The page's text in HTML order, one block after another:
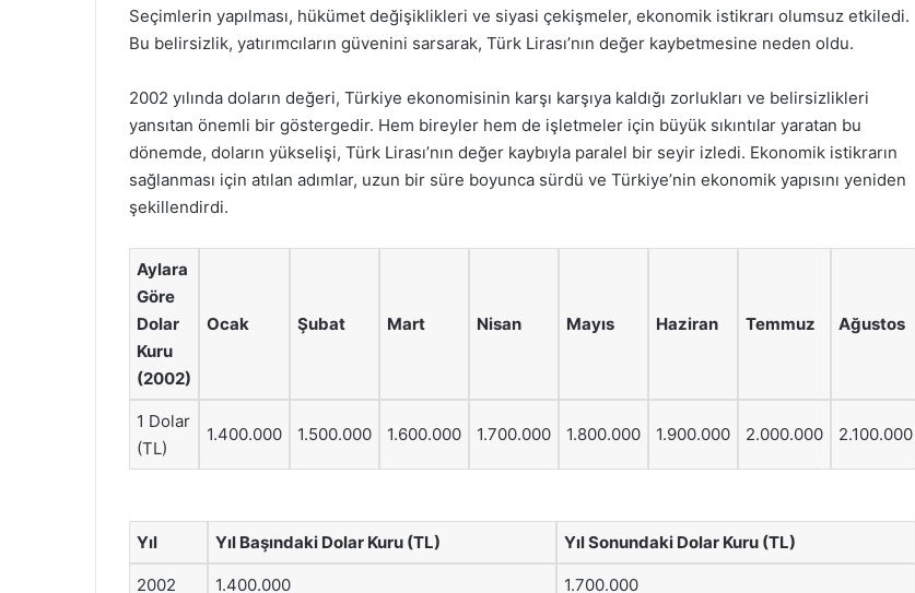
Seçimlerin yapılması, hükümet değişiklikleri ve siyasi çekişmeler, ekonomik istikrarı olumsuz etkiledi.
Bu belirsizlik, yatırımcıların güvenini sarsarak, Türk Lirası’nın değer kaybetmesine neden oldu.
2002 yılında doların değeri, Türkiye ekonomisinin karşı karşıya kaldığı zorlukları ve belirsizlikleri
yansıtan önemli bir göstergedir. Hem bireyler hem de işletmeler için büyük sıkıntılar yaratan bu
dönemde, doların yükselişi, Türk Lirası’nın değer kaybıyla paralel bir seyir izledi. Ekonomik istikrarın
sağlanması için atılan adımlar, uzun bir süre boyunca sürdü ve Türkiye’nin ekonomik yapısını yeniden
şekillendirdi.
Aylara
Göre
Dolar
Kuru
(2002)
Ocak Şubat Mart Nisan Mayıs Haziran Temmuz Ağustos
1 Dolar
(TL)
1.400.000 1.500.000 1.600.000 1.700.000 1.800.000 1.900.000 2.000.000 2.100.000
Yıl Yıl Başındaki Dolar Kuru (TL) Yıl Sonundaki Dolar Kuru (TL)
2002 1.400.000 1.700.000